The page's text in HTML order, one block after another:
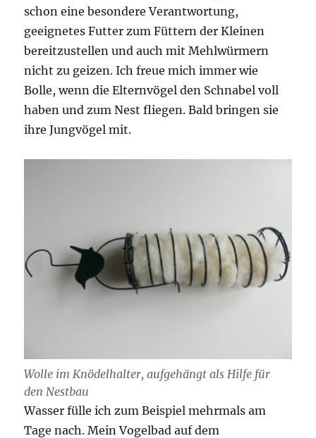
schon eine besondere Verantwortung,
geeignetes Futter zum Füttern der Kleinen
bereitzustellen und auch mit Mehlwürmern
nicht zu geizen. Ich freue mich immer wie
Bolle, wenn die Elternvögel den Schnabel voll
haben und zum Nest fliegen. Bald bringen sie
ihre Jungvögel mit.
Wolle im Knödelhalter, aufgehängt als Hilfe für
den Nestbau
Wasser fülle ich zum Beispiel mehrmals am
Tage nach. Mein Vogelbad auf dem